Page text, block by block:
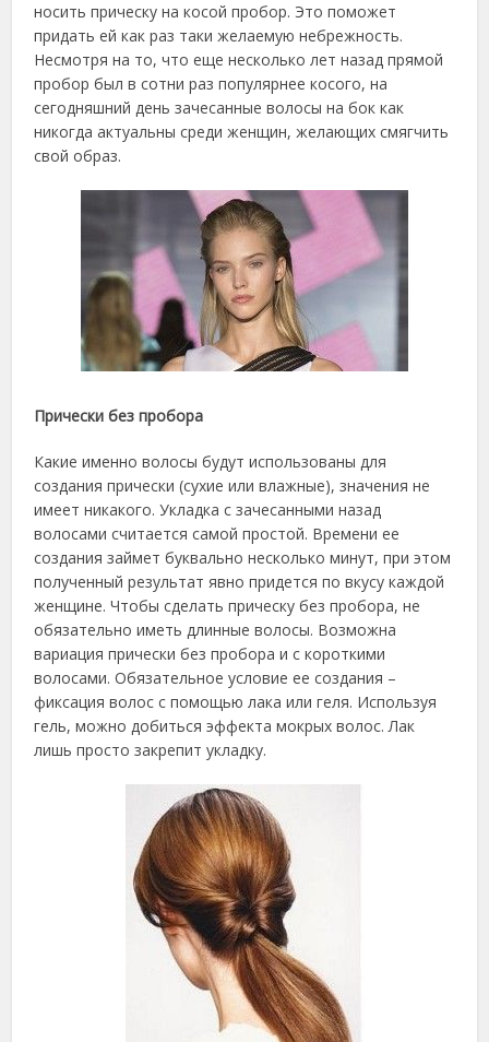
носить прическу на косой пробор. Это поможет
придать ей как раз таки желаемую небрежность.
Несмотря на то, что еще несколько лет назад прямой
пробор был в сотни раз популярнее косого, на
сегодняшний день зачесанные волосы на бок как
никогда актуальны среди женщин, желающих смягчить
свой образ.
Прически без пробора
Какие именно волосы будут использованы для
создания прически (сухие или влажные), значения не
имеет никакого. Укладка с зачесанными назад
волосами считается самой простой. Времени ее
создания займет буквально несколько минут, при этом
полученный результат явно придется по вкусу каждой
женщине. Чтобы сделать прическу без пробора, не
обязательно иметь длинные волосы. Возможна
вариация прически без пробора и с короткими
волосами. Обязательное условие ее создания –
фиксация волос с помощью лака или геля. Используя
гель, можно добиться эффекта мокрых волос. Лак
лишь просто закрепит укладку.